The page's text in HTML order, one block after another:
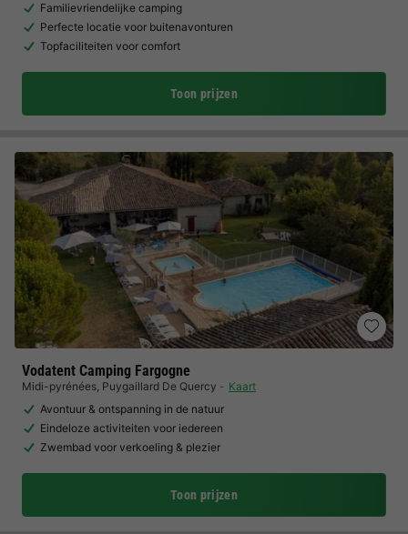
Familievriendelijke camping
Perfecte locatie voor buitenavonturen
Topfaciliteiten voor comfort
Toon prijzen
Vodatent Camping Fargogne
Midi-pyrénées, Puygaillard De Quercy
Kaart
Avontuur & ontspanning in de natuur
Eindeloze activiteiten voor iedereen
Zwembad voor verkoeling & plezier
Toon prijzen